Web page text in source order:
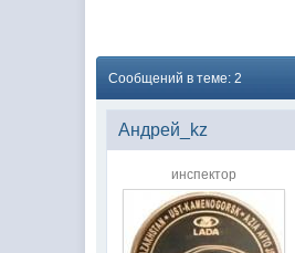
Сообщений в теме: 2
Андрей_kz
инспектор